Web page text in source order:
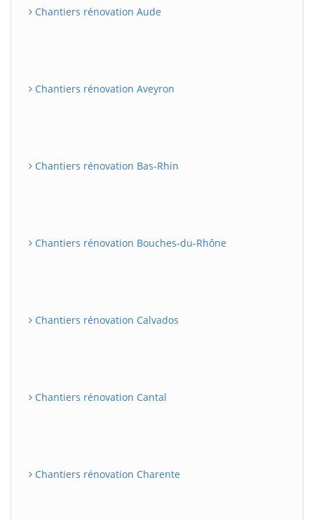
Chantiers rénovation Aude
Chantiers rénovation Aveyron
Chantiers rénovation Bas-Rhin
Chantiers rénovation Bouches-du-Rhône
Chantiers rénovation Calvados
Chantiers rénovation Cantal
Chantiers rénovation Charente